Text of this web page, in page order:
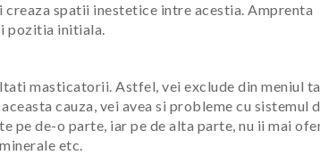
spatii inestetice intre acestia. Amprenta
pozitia initiala.
masticatorii. Astfel, vei exclude din meniul
cauza, vei avea si probleme cu sistemul
pe de-o parte, iar pe de alta parte, nu ii mai
etc.